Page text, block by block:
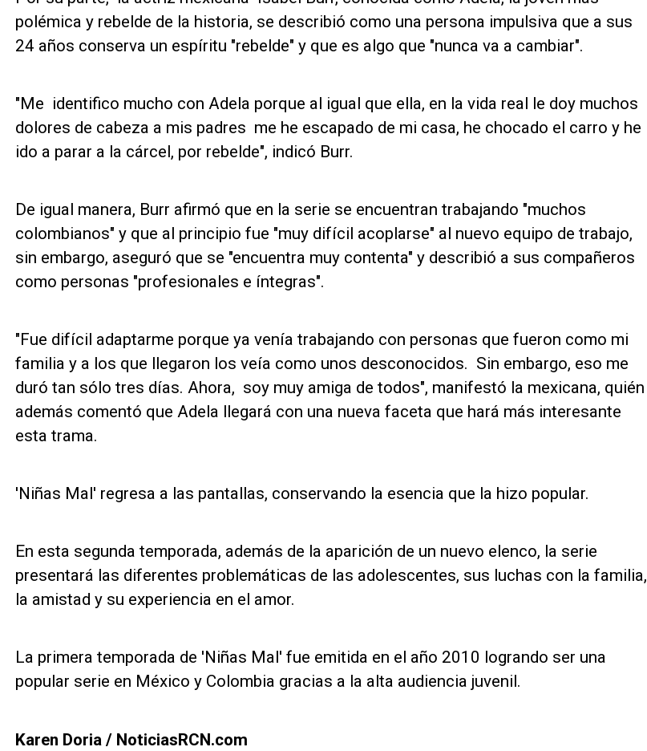
polémica y rebelde de la historia, se describió como una persona impulsiva que a sus
24 años conserva un espíritu "rebelde" y que es algo que "nunca va a cambiar".
"Me identifico mucho con Adela porque al igual que ella, en la vida real le doy muchos
dolores de cabeza a mis padres me he escapado de mi casa, he chocado el carro y he
ido a parar a la cárcel, por rebelde", indicó Burr.
De igual manera, Burr afirmó que en la serie se encuentran trabajando "muchos
colombianos" y que al principio fue "muy difícil acoplarse" al nuevo equipo de trabajo,
sin embargo, aseguró que se "encuentra muy contenta" y describió a sus compañeros
como personas "profesionales e íntegras".
"Fue difícil adaptarme porque ya venía trabajando con personas que fueron como mi
familia y a los que llegaron los veía como unos desconocidos. Sin embargo, eso me
duró tan sólo tres días. Ahora, soy muy amiga de todos", manifestó la mexicana, quién
además comentó que Adela llegará con una nueva faceta que hará más interesante
esta trama.
'Niñas Mal' regresa a las pantallas, conservando la esencia que la hizo popular.
En esta segunda temporada, además de la aparición de un nuevo elenco, la serie
presentará las diferentes problemáticas de las adolescentes, sus luchas con la familia,
la amistad y su experiencia en el amor.
La primera temporada de 'Niñas Mal' fue emitida en el año 2010 logrando ser una
popular serie en México y Colombia gracias a la alta audiencia juvenil.
Karen Doria / NoticiasRCN.com